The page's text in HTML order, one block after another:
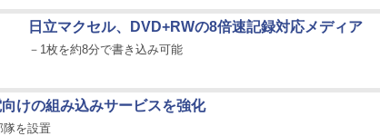
日立マクセル、DVD+RWの8倍速記録対応メディア
－1枚を約8分で書き込み可能
向けの組み込みサービスを強化
隊を設置